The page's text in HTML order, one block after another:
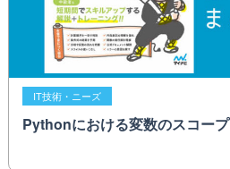
IT技術・ニーズ
Pythonにおける変数のスコープ